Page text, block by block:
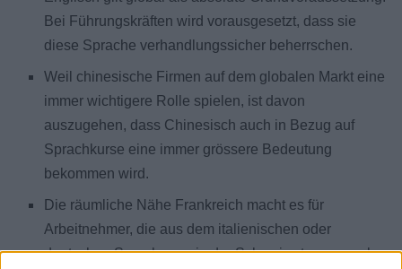
Bei Führungskräften wird vorausgesetzt, dass sie
diese Sprache verhandlungssicher beherrschen.
Weil chinesische Firmen auf dem globalen Markt eine
immer wichtigere Rolle spielen, ist davon
auszugehen, dass Chinesisch auch in Bezug auf
Sprachkurse eine immer grössere Bedeutung
bekommen wird.
Die räumliche Nähe Frankreich macht es für
Arbeitnehmer, die aus dem italienischen oder
deutschen Sprachraum in der Schweiz stammen, also